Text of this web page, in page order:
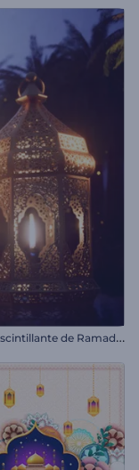
I
ntro nuit scintillante de Ramadan